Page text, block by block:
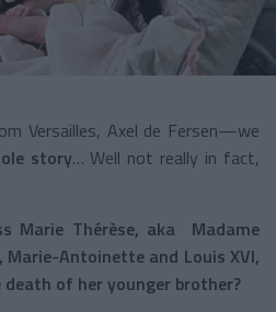
Versailles, Axel de Fersen—we
story… Well not really in fact,
Marie Thérèse, aka Madame
Antoinette and Louis XVI,
of her younger brother?